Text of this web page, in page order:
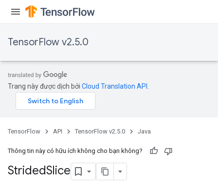
TensorFlow v2.5.0
Trang này được dịch bởi Cloud Translation API
TensorFlow API TensorFlow v2.5.0 Java
Thông tin này có hữu ích không cho bạn không?
StridedSlice